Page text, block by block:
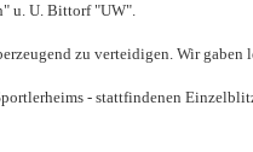
u. U. Bittorf "UW".
zu verteidigen. Wir
- stattfindenen